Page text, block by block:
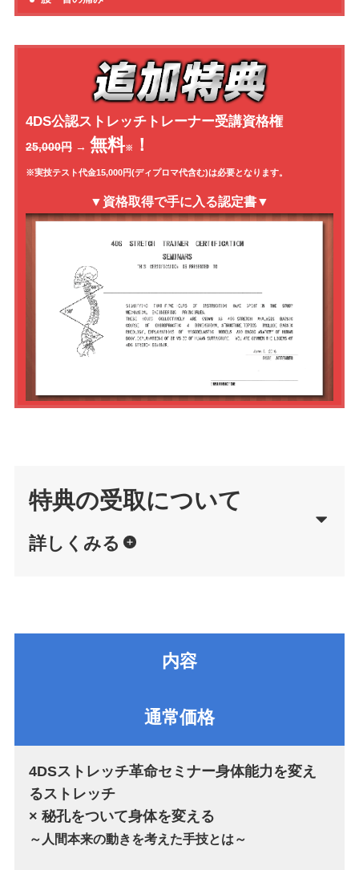
4DS公認ストレッチトレーナー受講資格権
25,000円→ 無料※ ！
※実技テスト代金15,000円(ディプロマ代含む)は必要となります。
▼資格取得で手に入る認定書▼
特典の受取について
詳しくみる
内容
通常価格
4DSストレッチ革命セミナー身体能力を変え
るストレッチ
× 秘孔をついて身体を変える
～人間本来の動きを考えた手技とは～